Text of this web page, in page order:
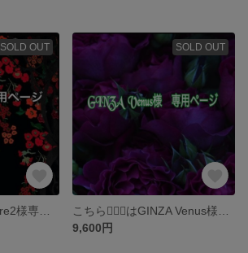
SOLD OUT SOLD OUT
9,600円